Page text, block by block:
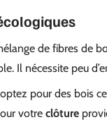
de fibres de
Il nécessite peu
optez pour des bois
votre clôture